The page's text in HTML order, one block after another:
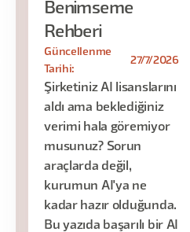
Benimseme
Rehberi
Güncellenme
Tarihi:
27/7/2026
Şirketiniz AI lisanslarını
aldı ama beklediğiniz
verimi hala göremiyor
musunuz? Sorun
araçlarda değil,
kurumun AI'ya ne
kadar hazır olduğunda.
Bu yazıda başarılı bir AI